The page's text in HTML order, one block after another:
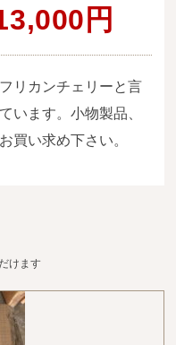
円
リカンチェリーと言
います。小物製品、
買い求め下さい。
けます